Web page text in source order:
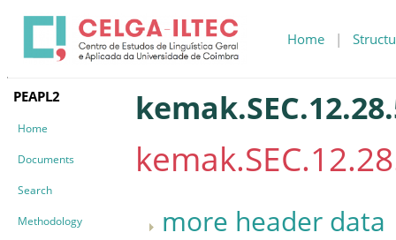
Home |
PEAPL2
Home
Documents
Search
Methodology more header data